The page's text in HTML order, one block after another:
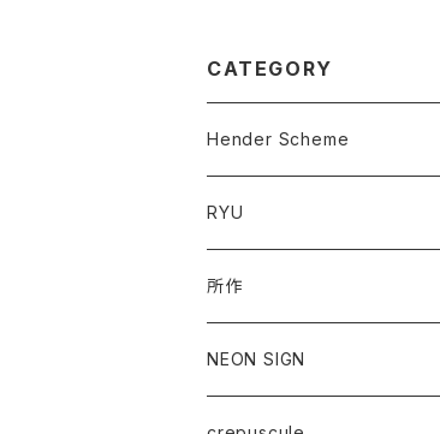
CATEGORY
Hender Scheme
RYU
所作
NEON SIGN